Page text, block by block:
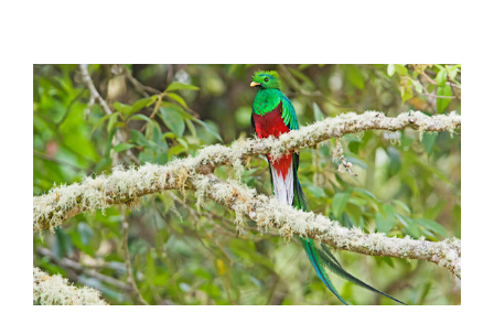
Pase Del Día
3 Noches Todo Incluido
Cumpleaños Con Quetzales
Multi-Flash